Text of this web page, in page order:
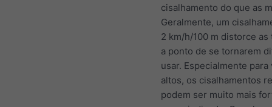
cisalhamento do que as
Geralmente, um
2 km/h/100 m distorce as
a ponto de se tornarem
usar. Especialmente para
altos, os cisalhamentos
podem ser muito mais